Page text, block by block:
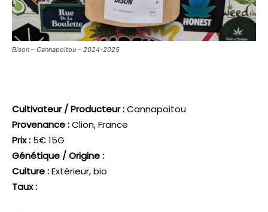
Bison – Cannapoitou – 2024-2025
Cultivateur / Producteur :Cannapoitou
Provenance :Clion, France
Prix : 5€ 15G
Génétique / Origine :
Culture :Extérieur, bio
Taux :